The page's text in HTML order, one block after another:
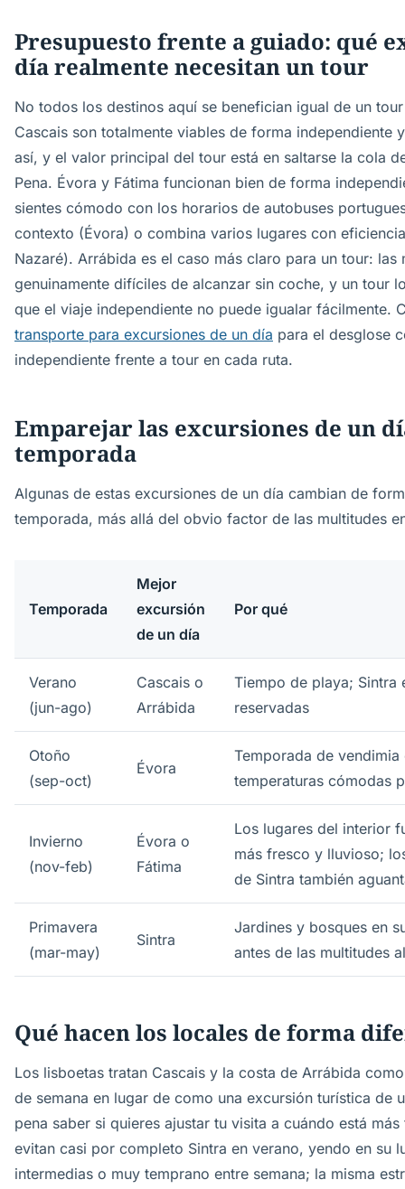
Presupuesto frente a guiado: qué
día realmente necesitan un tour
No todos los destinos aquí se benefician igual de un
Cascais son totalmente viables de forma independiente
así, y el valor principal del tour está en saltarse la cola
Pena. Évora y Fátima funcionan bien de forma
sientes cómodo con los horarios de autobuses
contexto (Évora) o combina varios lugares con
Nazaré). Arrábida es el caso más claro para un tour: las
genuinamente difíciles de alcanzar sin coche, y un tour
que el viaje independiente no puede igualar fácilmente.
transporte para excursiones de un día para el desglose
independiente frente a tour en cada ruta.
Emparejar las excursiones de un
temporada
Algunas de estas excursiones de un día cambian de
temporada, más allá del obvio factor de las multitudes
Temporada
Mejor
excursión
de un día
Por qué
Verano
(jun-ago)
Cascais o
Arrábida
Tiempo de playa; Sintra
reservadas
Otoño
(sep-oct)
Évora
Temporada de vendimia
temperaturas cómodas
Invierno
(nov-feb)
Évora o
Fátima
Los lugares del interior
más fresco y lluvioso;
de Sintra también
Primavera
(mar-may)
Sintra
Jardines y bosques en
antes de las multitudes
Qué hacen los locales de forma
Los lisboetas tratan Cascais y la costa de Arrábida
de semana en lugar de como una excursión turística de
pena saber si quieres ajustar tu visita a cuándo está
evitan casi por completo Sintra en verano, yendo en su
intermedias o muy temprano entre semana; la misma